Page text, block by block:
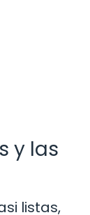
y las
listas,